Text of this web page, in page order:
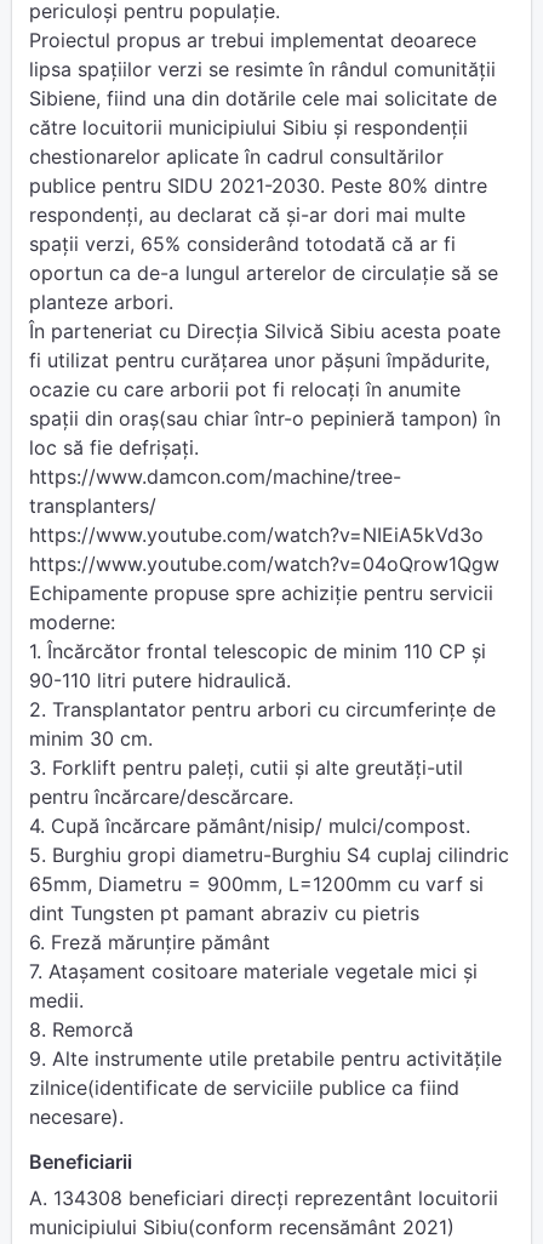
periculoși pentru populație.
Proiectul propus ar trebui implementat deoarece
lipsa spațiilor verzi se resimte în rândul comunității
Sibiene, fiind una din dotările cele mai solicitate de
către locuitorii municipiului Sibiu și respondenții
chestionarelor aplicate în cadrul consultărilor
publice pentru SIDU 2021-2030. Peste 80% dintre
respondenți, au declarat că și-ar dori mai multe
spații verzi, 65% considerând totodată că ar fi
oportun ca de-a lungul arterelor de circulație să se
planteze arbori.
În parteneriat cu Direcția Silvică Sibiu acesta poate
fi utilizat pentru curățarea unor pășuni împădurite,
ocazie cu care arborii pot fi relocați în anumite
spații din oraș(sau chiar într-o pepinieră tampon) în
loc să fie defrișați.
https://www.damcon.com/machine/tree-
transplanters/
https://www.youtube.com/watch?v=NIEiA5kVd3o
https://www.youtube.com/watch?v=04oQrow1Qgw
Echipamente propuse spre achiziție pentru servicii
moderne:
1. Încărcător frontal telescopic de minim 110 CP și
90-110 litri putere hidraulică.
2. Transplantator pentru arbori cu circumferințe de
minim 30 cm.
3. Forklift pentru paleți, cutii și alte greutăți-util
pentru încărcare/descărcare.
4. Cupă încărcare pământ/nisip/ mulci/compost.
5. Burghiu gropi diametru-Burghiu S4 cuplaj cilindric
65mm, Diametru = 900mm, L=1200mm cu varf si
dint Tungsten pt pamant abraziv cu pietris
6. Freză mărunțire pământ
7. Atașament cositoare materiale vegetale mici și
medii.
8. Remorcă
9. Alte instrumente utile pretabile pentru activitățile
zilnice(identificate de serviciile publice ca fiind
necesare).
Beneficiarii
A. 134308 beneficiari direcți reprezentânt locuitorii
municipiului Sibiu(conform recensământ 2021)